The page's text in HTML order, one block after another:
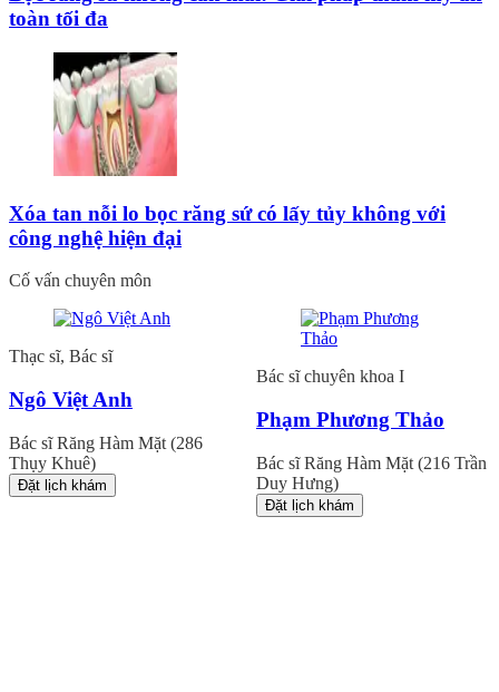
toàn tối đa
Xóa tan nỗi lo bọc răng sứ có lấy tủy không với
công nghệ hiện đại
Cố vấn chuyên môn
Thạc sĩ, Bác sĩ
Ngô Việt Anh
Bác sĩ Răng Hàm Mặt (286
Thụy Khuê)
Đặt lịch khám
Bác sĩ chuyên khoa I
Phạm Phương Thảo
Bác sĩ Răng Hàm Mặt (216 Trần
Duy Hưng)
Đặt lịch khám